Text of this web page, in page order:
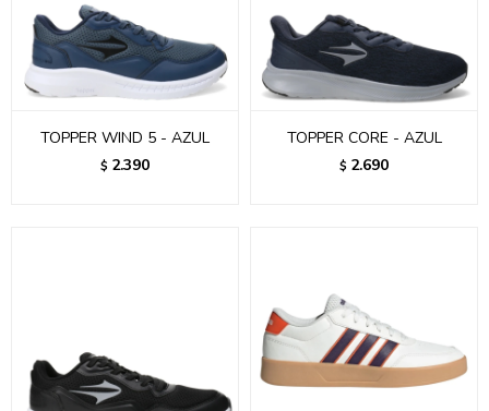
TOPPER WIND 5 - AZUL
$ 2.390
TOPPER CORE - AZUL
$ 2.690